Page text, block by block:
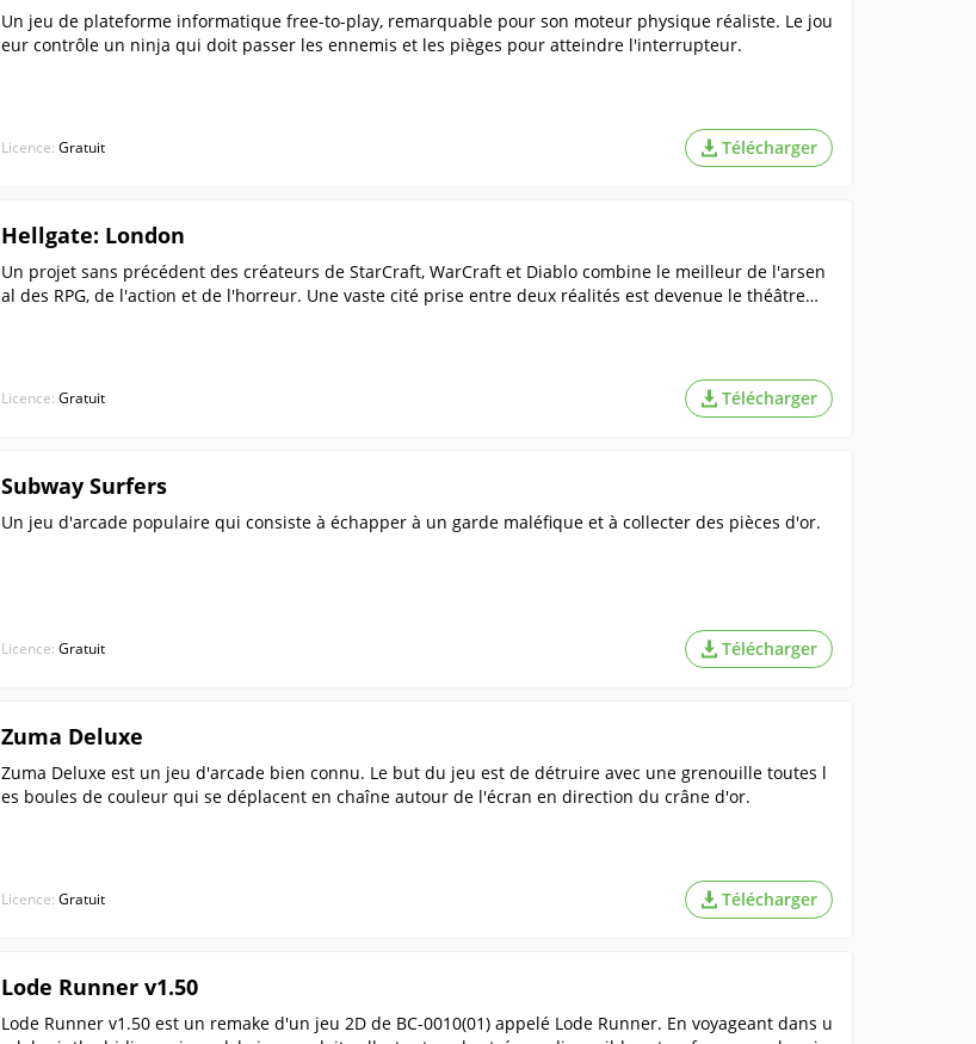
Un jeu de plateforme informatique free-to-play, remarquable pour son moteur physique réaliste. Le jou
eur contrôle un ninja qui doit passer les ennemis et les pièges pour atteindre l'interrupteur.
Licence: Gratuit Télécharger
Hellgate: London
Un projet sans précédent des créateurs de StarCraft, WarCraft et Diablo combine le meilleur de l'arsen
al des RPG, de l'action et de l'horreur. Une vaste cité prise entre deux réalités est devenue le théâtre
e ! Êtes-vous prêt à vous battre pour votre âme ?
Licence: Gratuit Télécharger
Subway Surfers
Un jeu d'arcade populaire qui consiste à échapper à un garde maléfique et à collecter des pièces d'or.
Licence: Gratuit Télécharger
Zuma Deluxe
Zuma Deluxe est un jeu d'arcade bien connu. Le but du jeu est de détruire avec une grenouille toutes l
es boules de couleur qui se déplacent en chaîne autour de l'écran en direction du crâne d'or.
Licence: Gratuit Télécharger
Lode Runner v1.50
Lode Runner v1.50 est un remake d'un jeu 2D de BC-0010(01) appelé Lode Runner. En voyageant dans u